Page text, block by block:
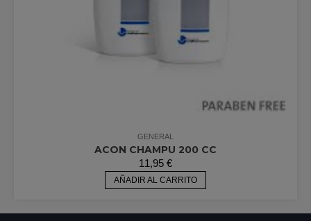
GENERAL
ACON CHAMPU 200 CC
11,95 €
AÑADIR AL CARRITO